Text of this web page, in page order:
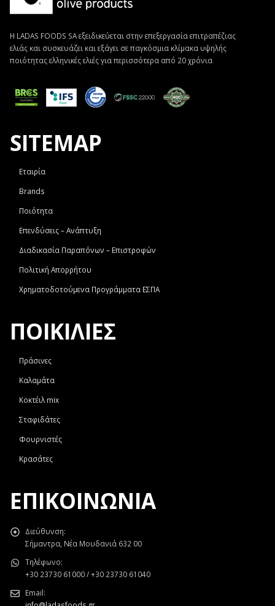
Η LADAS FOODS SA εξειδικεύεται στην επεξεργασία επιτραπέζιας
ελιάς και συσκευάζει και εξάγει σε παγκόσμια κλίμακα υψηλής
ποιότητας ελληνικές ελιές για περισσότερα από 20 χρόνια
SITEMAP
Εταιρία
Brands
Ποιότητα
Επενδύσεις – Ανάπτυξη
Διαδικασία Παραπόνων – Επιστροφών
Πολιτική Απορρήτου
Χρηματοδοτούμενα Προγράμματα ΕΣΠΑ
ΠΟΙΚΙΛΙΕΣ
Πράσινες
Καλαμάτα
Κοκτέιλ mix
Σταφιδάτες
Φουρνιστές
Κρασάτες
ΕΠΙΚΟΙΝΩΝΊΑ
Διεύθυνση:
Σήμαντρα, Νέα Μουδανιά 632 00
Τηλέφωνο:
+30 23730 61000 / +30 23730 61040
Email: